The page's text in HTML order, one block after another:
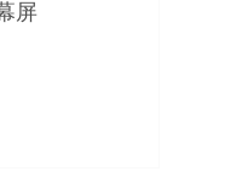
屏